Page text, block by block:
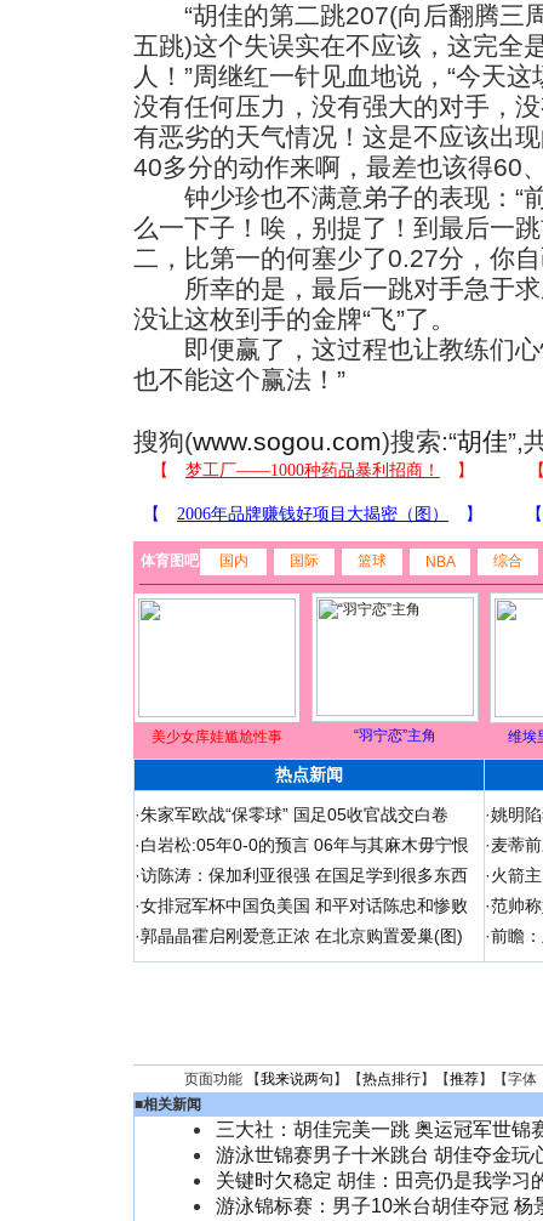
“胡佳的第二跳207(向后翻腾三
五跳)这个失误实在不应该，这完全
人！”周继红一针见血地说，“今天
没有任何压力，没有强大的对手，
有恶劣的天气情况！这是不应该出
40多分的动作来啊，最差也该得60
钟少珍也不满意弟子的表现：“
么一下子！唉，别提了！到最后一
二，比第一的何塞少了0.27分，你
所幸的是，最后一跳对手急于求
没让这枚到手的金牌“飞”了。
即便赢了，这过程也让教练们心
也不能这个赢法！”
搜狗(www.sogou.com)搜索:“胡佳”,
体育图吧 国内 国际 篮球 NBA 综合
美少女库娃尴尬性事 “羽宁恋”主角 维埃
热点新闻
·朱家军欧战“保零球” 国足05收官战交白卷
·白岩松:05年0-0的预言 06年与其麻木毋宁恨
·访陈涛：保加利亚很强 在国足学到很多东西
·女排冠军杯中国负美国 和平对话陈忠和惨败
·郭晶晶霍启刚爱意正浓 在北京购置爱巢(图)
·姚明
·麦蒂
·火箭
·范帅
·前瞻
页面功能 【我来说两句 】【热点排行】【推荐】【字体
■相关新闻
三大社：胡佳完美一跳 奥运冠军世锦
游泳世锦赛男子十米跳台 胡佳夺金玩
关键时欠稳定 胡佳：田亮仍是我学习
游泳锦标赛：男子10米台胡佳夺冠 杨